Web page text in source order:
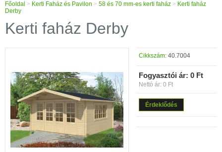
Főoldal > Kerti Faház és Pavilon > 58 és 70 mm-es kerti faház > Kerti faház
Derby
Kerti faház Derby
Cikkszám: 40.7004
Fogyasztói ár: 0 Ft
Nettó ár: 0 Ft
Érdeklődés